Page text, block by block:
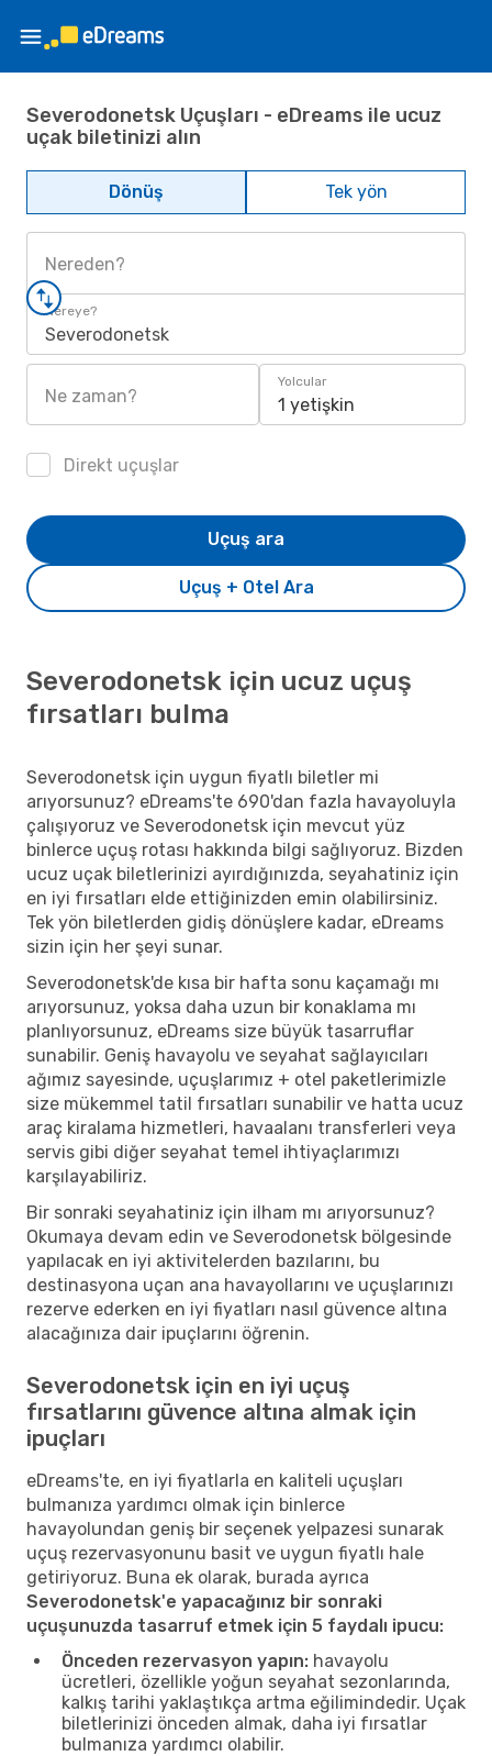
Severodonetsk Uçuşları - eDreams ile ucuz
uçak biletinizi alın
Dönüş Tek yön
Nereden?
Nereye?
Severodonetsk
Ne zaman?
Yolcular
1 yetişkin
Direkt uçuşlar
Uçuş + Otel Ara
Uçuş ara
Severodonetsk için ucuz uçuş
fırsatları bulma
Severodonetsk için uygun fiyatlı biletler mi
arıyorsunuz? eDreams'te 690'dan fazla havayoluyla
çalışıyoruz ve Severodonetsk için mevcut yüz
binlerce uçuş rotası hakkında bilgi sağlıyoruz. Bizden
ucuz uçak biletlerinizi ayırdığınızda, seyahatiniz için
en iyi fırsatları elde ettiğinizden emin olabilirsiniz.
Tek yön biletlerden gidiş dönüşlere kadar, eDreams
sizin için her şeyi sunar.
Severodonetsk'de kısa bir hafta sonu kaçamağı mı
arıyorsunuz, yoksa daha uzun bir konaklama mı
planlıyorsunuz, eDreams size büyük tasarruflar
sunabilir. Geniş havayolu ve seyahat sağlayıcıları
ağımız sayesinde, uçuşlarımız + otel paketlerimizle
size mükemmel tatil fırsatları sunabilir ve hatta ucuz
araç kiralama hizmetleri, havaalanı transferleri veya
servis gibi diğer seyahat temel ihtiyaçlarımızı
karşılayabiliriz.
Bir sonraki seyahatiniz için ilham mı arıyorsunuz?
Okumaya devam edin ve Severodonetsk bölgesinde
yapılacak en iyi aktivitelerden bazılarını, bu
destinasyona uçan ana havayollarını ve uçuşlarınızı
rezerve ederken en iyi fiyatları nasıl güvence altına
alacağınıza dair ipuçlarını öğrenin.
Severodonetsk için en iyi uçuş
fırsatlarını güvence altına almak için
ipuçları
eDreams'te, en iyi fiyatlarla en kaliteli uçuşları
bulmanıza yardımcı olmak için binlerce
havayolundan geniş bir seçenek yelpazesi sunarak
uçuş rezervasyonunu basit ve uygun fiyatlı hale
getiriyoruz. Buna ek olarak, burada ayrıca
Severodonetsk'e yapacağınız bir sonraki
uçuşunuzda tasarruf etmek için 5 faydalı ipucu:
Önceden rezervasyon yapın: havayolu
ücretleri, özellikle yoğun seyahat sezonlarında,
kalkış tarihi yaklaştıkça artma eğilimindedir. Uçak
biletlerinizi önceden almak, daha iyi fırsatlar
bulmanıza yardımcı olabilir.